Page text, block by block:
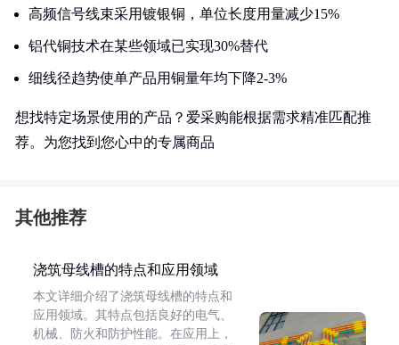
高频信号线束采用镀银铜，单位长度用量减少15%
铝代铜技术在某些领域已实现30%替代
细线径趋势使单产品用铜量年均下降2-3%
想找特定场景使用的产品？爱采购能根据需求精准匹配推
荐。为您找到您心中的专属商品
其他推荐
浇筑母线槽的特点和应用领域
本文详细介绍了浇筑母线槽的特点和
应用领域。其特点包括良好的电气、
机械、防火和防护性能。在应用上，